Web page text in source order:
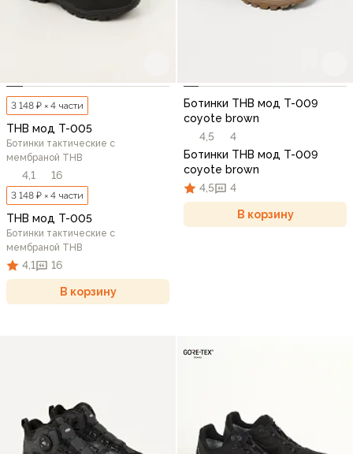
3 148 ₽ × 4 части
THB мод T-005
Ботинки тактические с
мембраной THB
4,1 16
3 148 ₽ × 4 части
THB мод T-005
Ботинки тактические с
мембраной THB
4,1 16
В корзину
Ботинки THB мод T-009
coyote brown
4,5
4
Ботинки THB мод T-009
coyote brown
4,5
4
В корзину